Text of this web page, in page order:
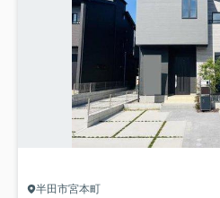
半田市宮本町